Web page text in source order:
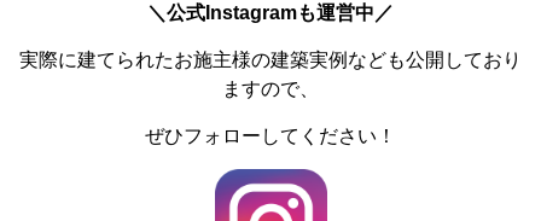
＼公式Instagramも運営中／
実際に建てられたお施主様の建築実例なども公開しており
ますので、
ぜひフォローしてください！